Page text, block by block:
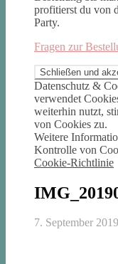
profitierst du von
Party.
Fragen zur
Datenschutz &
verwendet
weiterhin nutzt,
von Cookies zu.
Weitere
Kontrolle von
Cookie-Richtlinie
7. September 2019